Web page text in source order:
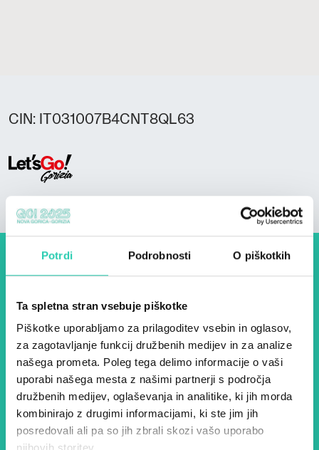
Potrdi Podrobnosti O piškotkih
Ta spletna stran vsebuje piškotke
Piškotke uporabljamo za prilagoditev vsebin in oglasov,
za zagotavljanje funkcij družbenih medijev in za analize
našega prometa. Poleg tega delimo informacije o vaši
uporabi našega mesta z našimi partnerji s področja
družbenih medijev, oglaševanja in analitike, ki jih morda
kombinirajo z drugimi informacijami, ki ste jim jih
posredovali ali pa so jih zbrali skozi vašo uporabo
CIN: IT031007B4CNT8QL63
Dogodki, članki in zgodbe iz
evropske prestolnice kulture
– prijavite se na naš novičnik
in ostanite na tekočem z
našimi aktivnostmi.
Ime * Priimek *